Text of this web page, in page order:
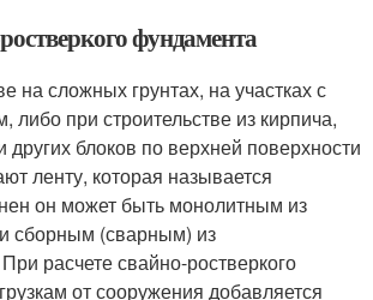
фундамента
на сложных грунтах, на участках с
либо при строительстве из кирпича,
других блоков по верхней поверхности
ленту, которая называется
он может быть монолитным из
сборным (сварным) из
расчете свайно-ростверкого
от сооружения добавляется